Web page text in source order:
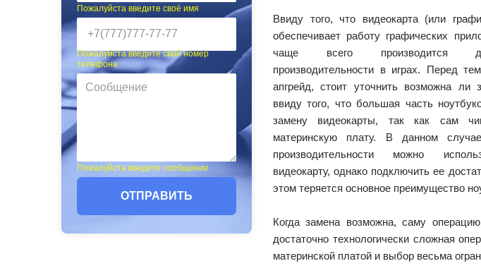
Пожалуйста введите своё имя
Пожалуйста введите свой номер
телефона
Пожалуйста введите сообщение
ОТПРАВИТЬ
Ввиду того, что видеокарта (или
обеспечивает работу графических
чаще всего производится
производительности в играх. Перед
апгрейд, стоит уточнить возможна ли
ввиду того, что большая часть
замену видеокарты, так как сам
материнскую плату. В данном
производительности можно
видеокарту, однако подключить ее
этом теряется основное преимущество
Когда замена возможна, саму
достаточно технологически сложная
материнской платой и выбор весьма